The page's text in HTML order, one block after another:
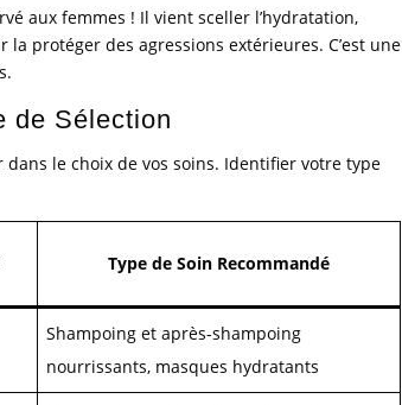
aux femmes ! Il vient sceller l’hydratation,
protéger des agressions extérieures. C’est une
de Sélection
le choix de vos soins. Identifier votre type
Type de Soin Recommandé
Shampoing et après-shampoing
nourrissants, masques hydratants